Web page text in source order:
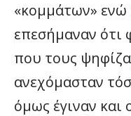
«κομμάτων» ενώ
επεσήμαναν ότι
που τους
ανεχόμασταν
όμως έγιναν και